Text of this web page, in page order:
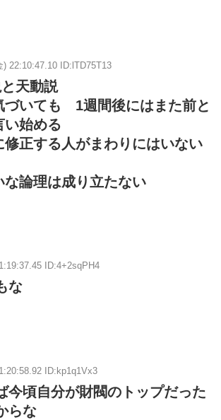
) 22:10:47.10 ID:lTD75T13
天動説
づいても 1週間後にはまた前と
い始める
修正する人がまわりにはいない
な論理は成り立たない
ID:4+2sqPH4
な
ID:kp1q1Vx3
今頃自分が財閥のトップだった
らな